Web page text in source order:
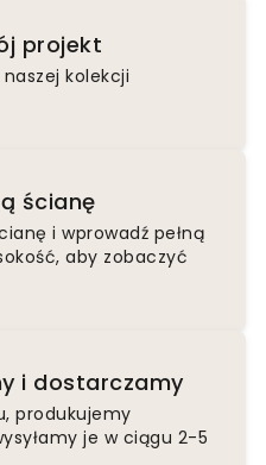
projekt
kolekcji
ścianę
i wprowadź pełną
aby zobaczyć
i dostarczamy
produkujemy
je w ciągu 2-5